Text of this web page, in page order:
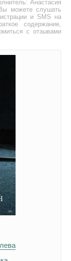
Анастасия
можете слушать
и SMS на
содержание,
с отзывами